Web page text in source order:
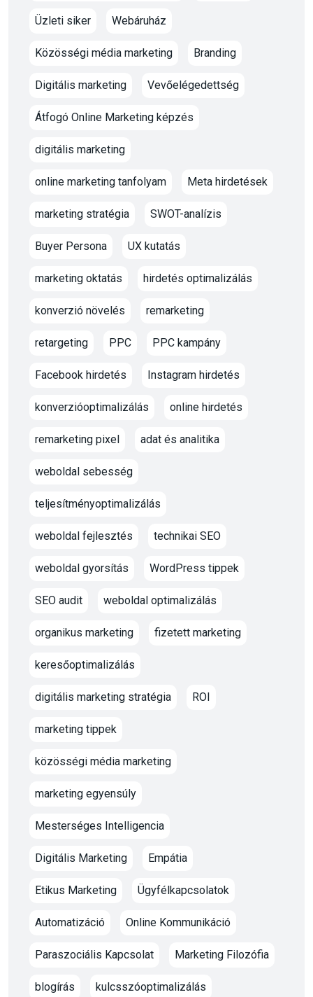
Üzleti siker Webáruház
Közösségi média marketing Branding
Digitális marketing Vevőelégedettség
Átfogó Online Marketing képzés
digitális marketing
online marketing tanfolyam Meta hirdetések
marketing stratégia SWOT-analízis
Buyer Persona UX kutatás
marketing oktatás hirdetés optimalizálás
konverzió növelés remarketing
retargeting PPC PPC kampány
Facebook hirdetés Instagram hirdetés
konverzióoptimalizálás online hirdetés
remarketing pixel adat és analitika
weboldal sebesség
teljesítményoptimalizálás
weboldal fejlesztés technikai SEO
weboldal gyorsítás WordPress tippek
SEO audit weboldal optimalizálás
organikus marketing fizetett marketing
keresőoptimalizálás
digitális marketing stratégia ROI
marketing tippek
közösségi média marketing
marketing egyensúly
Mesterséges Intelligencia
Digitális Marketing Empátia
Etikus Marketing Ügyfélkapcsolatok
Automatizáció Online Kommunikáció
Paraszociális Kapcsolat Marketing Filozófia
blogírás kulcsszóoptimalizálás